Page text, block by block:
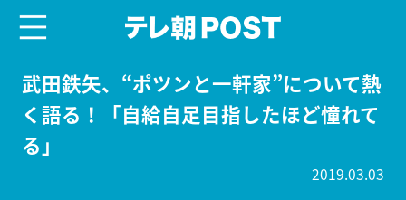
武田鉄矢、“ポツンと一軒家”について熱
く語る！「自給自足目指したほど憧れて
る」
2019.03.03